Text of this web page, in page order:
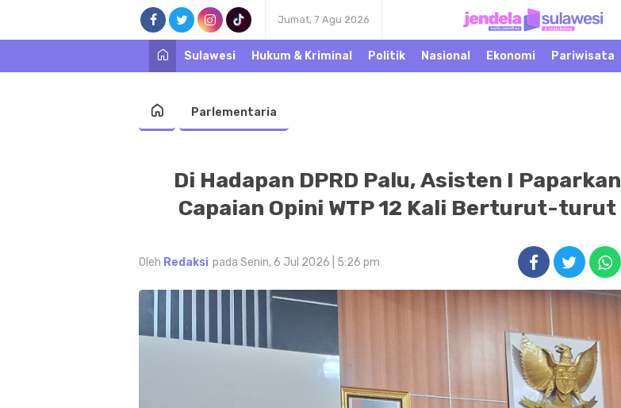
Jumat, 7 Agu 2026
Jendela Sulawesi
Warta Peristiwa di
Khatulistiwa
Sulawesi
Hukum & Kriminal Politik Nasional Ekonomi Pariwisata
Parlementaria
Di Hadapan DPRD Palu, Asisten I Paparkan
Capaian Opini WTP 12 Kali Berturut-turut
Oleh Redaksi pada Senin, 6 Jul 2026 | 5:26 pm